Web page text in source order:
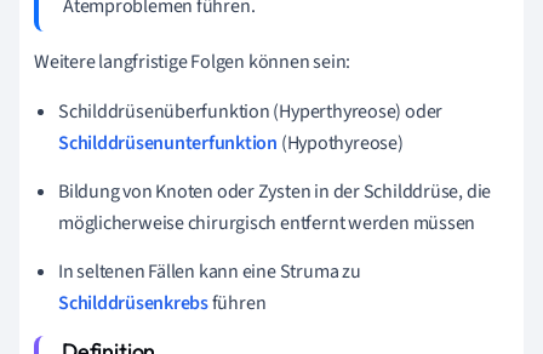
Atemproblemen führen.
Weitere langfristige Folgen können sein:
Schilddrüsenüberfunktion (Hyperthyreose) oder
Schilddrüsenunterfunktion (Hypothyreose)
Bildung von Knoten oder Zysten in der Schilddrüse, die
möglicherweise chirurgisch entfernt werden müssen
In seltenen Fällen kann eine Struma zu
Schilddrüsenkrebsführen